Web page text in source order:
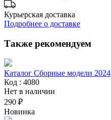
Курьерская доставка
Подробнее о доставке
Также рекомендуем
Каталог Сборные модели 2024
Код : 4080
Нет в наличии
290 ₽
Новинка